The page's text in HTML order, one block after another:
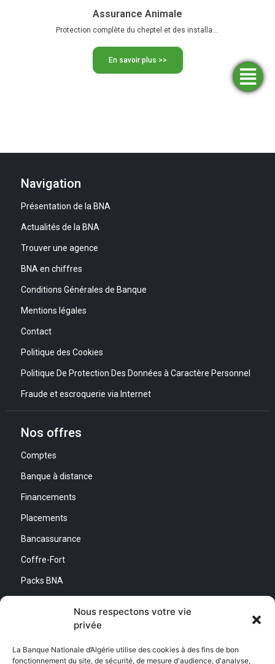
Nous respectons votre vie
privée
La Banque Nationale d’Algérie utilise des cookies à des fins de bon
fonctionnement du site, de sécurité, de mesure d'audience, d'analyse,
Assurance Animale
En savoir plus >>
Navigation
Présentation de la BNA
Actualités de la BNA
Trouver une agence
BNA en chiffres
Conditions Générales de Banque
Mentions légales
Contact
Politique des Cookies
Politique De Protection Des Données à Caractère Personnel
Fraude et escroquerie via Internet
Nos offres
Comptes
Banque à distance
Financements
Placements
Bancassurance
Coffre-Fort
Packs BNA
Trouver
une
agence
Demander
un
financement
Simulateurs
Ouvrir
un
compte